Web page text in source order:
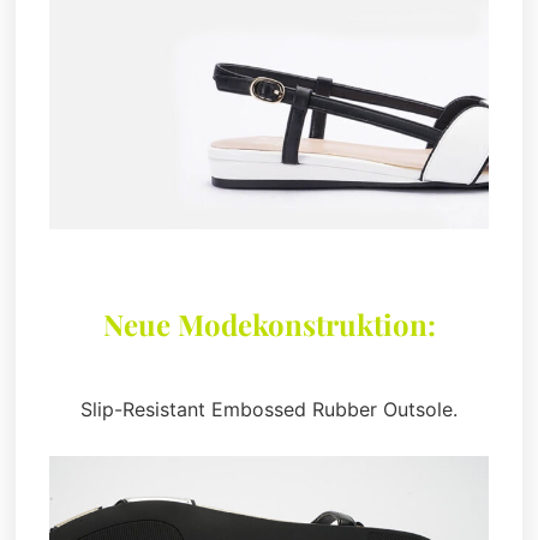
Neue Modekonstruktion:
Slip-Resistant Embossed Rubber Outsole.